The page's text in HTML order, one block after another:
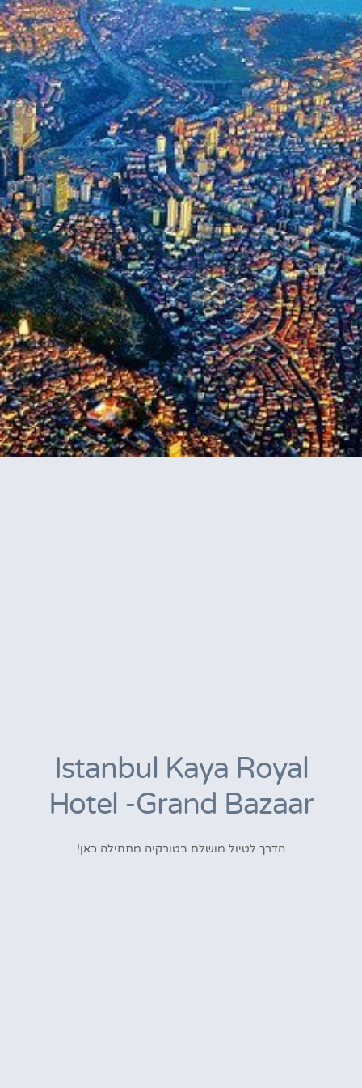
Istanbul Kaya Royal
Hotel -Grand Bazaar
הדרך לטיול מושלם בטורקיה מתחילה כאן!